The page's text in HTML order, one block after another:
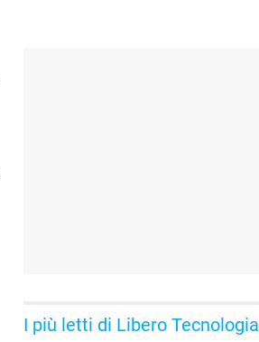
I più letti di Libero Tecnologia